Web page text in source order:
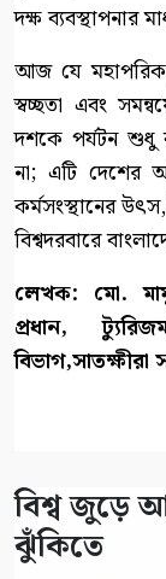
দক্ষ ব্যবস্থাপনার
আজ যে
স্বচ্ছতা এবং
দশকে পর্যটন শুধু
না; এটি দেশের
কর্মসংস্থানের
বিশ্বদরবারে
লেখক: মো.
প্রধান,
বিশ্ব জুড়ে
ঝুঁকিতে